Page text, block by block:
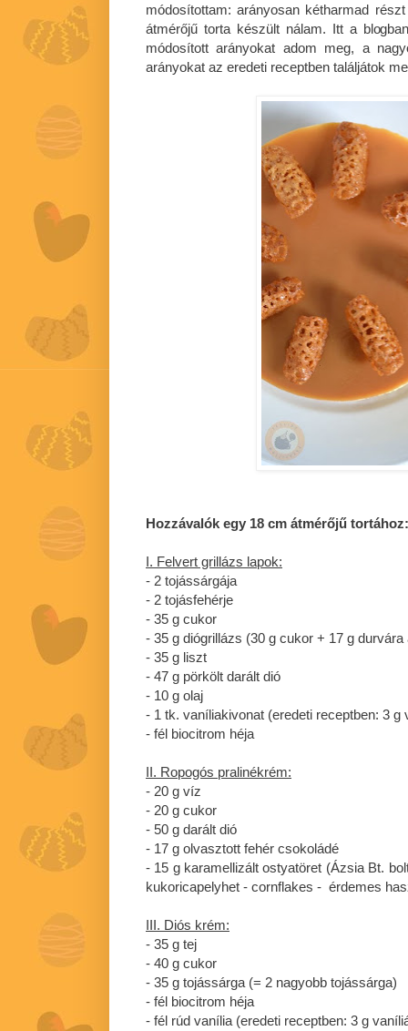
módosítottam: arányosan kétharmad
átmérőjű torta készült nálam. Itt a
módosított arányokat adom meg, a
arányokat az eredeti receptben találjátok
Hozzávalók egy 18 cm átmérőjű tortához:
I. Felvert grillázs lapok:
- 2 tojássárgája
- 2 tojásfehérje
- 35 g cukor
- 35 g diógrillázs (30 g cukor + 17 g durvára
- 35 g liszt
- 47 g pörkölt darált dió
- 10 g olaj
- 1 tk. vaníliakivonat (eredeti receptben: 3 g
- fél biocitrom héja
II. Ropogós pralinékrém:
- 20 g víz
- 20 g cukor
- 50 g darált dió
- 17 g olvasztott fehér csokoládé
- 15 g karamellizált ostyatöret (Ázsia Bt.
kukoricapelyhet - cornflakes - érdemes
III. Diós krém:
- 35 g tej
- 40 g cukor
- 35 g tojássárga (= 2 nagyobb tojássárga)
- fél biocitrom héja
- fél rúd vanília (eredeti receptben: 3 g